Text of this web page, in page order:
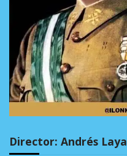
Director: Andrés Laya